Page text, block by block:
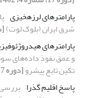
پارامترهای لرزه‏خیزی
شرق ایران (بلوک لوت)
پارامترهای
و عمق نفوذ داده‌های
تکین تابع پیشرو[دوره 17، شماره 2، 1402، صفحه 11-33]
پاسخ اقلیم گذرا